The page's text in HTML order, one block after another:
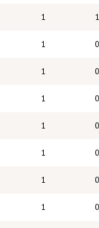
1 1
1 0
1 0
1 0
1 0
1 0
1 0
1 0